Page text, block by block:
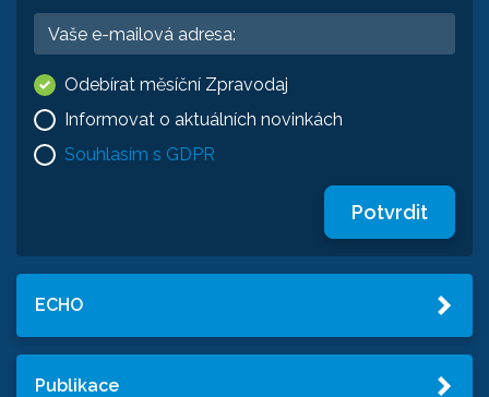
Odebírat měsíční Zpravodaj
Informovat o aktuálních novinkách
Souhlasím s GDPR
Potvrdit
ECHO
Publikace